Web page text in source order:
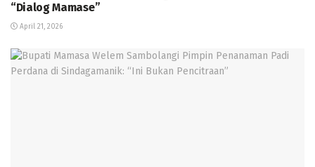
“Dialog Mamase”
April 21, 2026